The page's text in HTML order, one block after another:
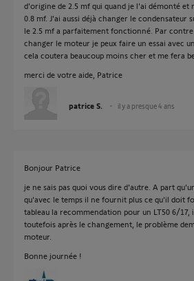
d'origine de 2.5 mf qui quand je l'ai démonté et
0.8 mf. J'ai aussi déjà changer le condensateur
le 2.5 mf a parfaitement fonctionné. Par
changer le moteur je peux faire un essai avec
cela coutera beaucoup moins cher et me fera
merci de votre aide, Patrice
patrice S. il y a presque 4 ans
Bonjour Patrice
je ne sais pas quoi vous dire d'autre. A part
qu'avec le temps il ne fournit plus ce qu'il doit
tableau la recommendation pour un LT50 6/17,
toutefois après le changement, le problème
moteur.
Bonne journée !